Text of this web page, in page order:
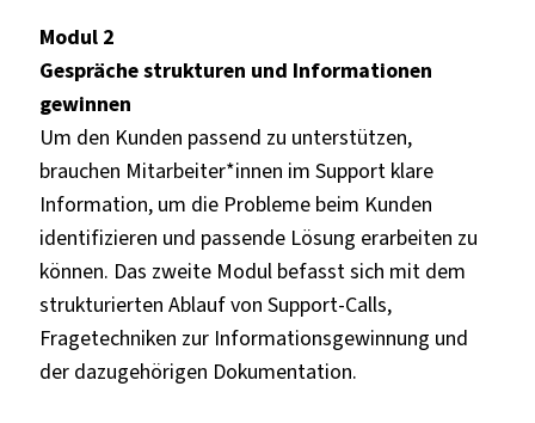
Modul 2
Gespräche strukturen und Informationen
gewinnen
Um den Kunden passend zu unterstützen,
brauchen Mitarbeiter*innen im Support klare
Information, um die Probleme beim Kunden
identifizieren und passende Lösung erarbeiten zu
können. Das zweite Modul befasst sich mit dem
strukturierten Ablauf von Support-Calls,
Fragetechniken zur Informationsgewinnung und
der dazugehörigen Dokumentation.